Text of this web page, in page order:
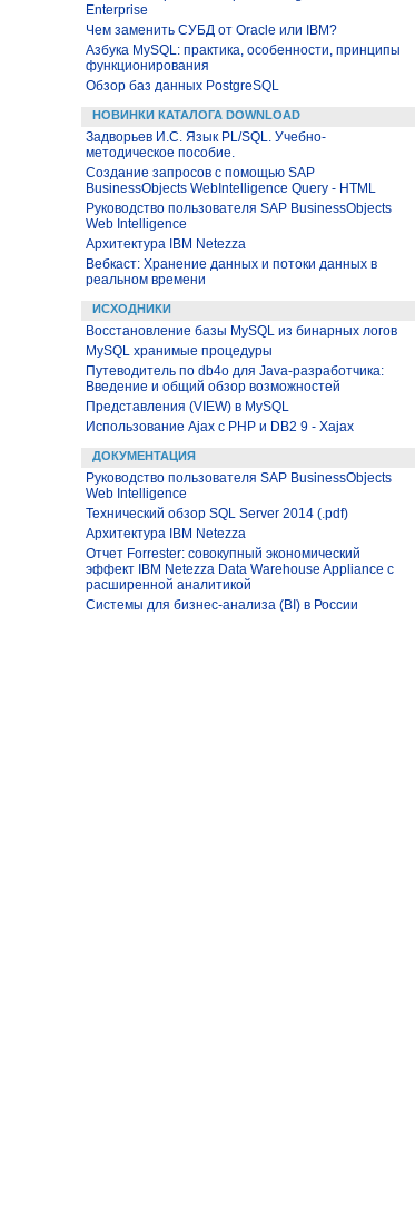
Enterprise
Чем заменить СУБД от Oracle или IBM?
Азбука MySQL: практика, особенности, принципы
функционирования
Обзор баз данных PostgreSQL
НОВИНКИ КАТАЛОГА DOWNLOAD
Задворьев И.С. Язык PL/SQL. Учебно-
методическое пособие.
Создание запросов с помощью SAP
BusinessObjects WebIntelligence Query - HTML
Руководство пользователя SAP BusinessObjects
Web Intelligence
Архитектура IBM Netezza
Вебкаст: Хранение данных и потоки данных в
реальном времени
ИСХОДНИКИ
Восстановление базы MySQL из бинарных логов
MySQL хранимые процедуры
Путеводитель по db4o для Java-разработчика:
Введение и общий обзор возможностей
Представления (VIEW) в MySQL
Использование Ajax с PHP и DB2 9 - Xajax
ДОКУМЕНТАЦИЯ
Руководство пользователя SAP BusinessObjects
Web Intelligence
Технический обзор SQL Server 2014 (.pdf)
Архитектура IBM Netezza
Отчет Forrester: совокупный экономический
эффект IBM Netezza Data Warehouse Appliance с
расширенной аналитикой
Системы для бизнес-анализа (BI) в России